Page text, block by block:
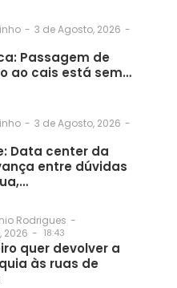
- 3 de Agosto, 2026 -
Passagem de
ao cais está sem…
- 3 de Agosto, 2026 -
Data center da
entre dúvidas
Rodrigues -
2026 - 18:43
quer devolver a
às ruas de